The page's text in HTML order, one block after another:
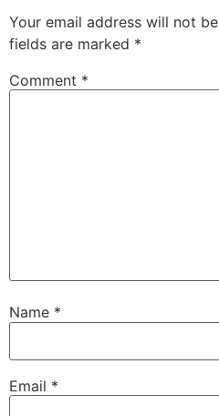
Your email address will not
fields are marked *
Comment *
Name *
Email *